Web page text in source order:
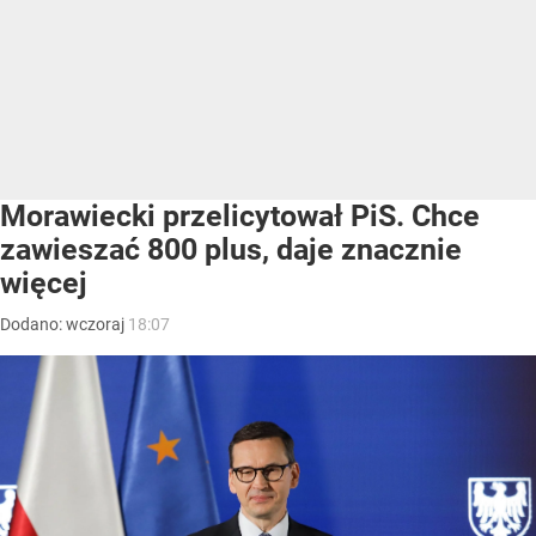
Morawiecki przelicytował PiS. Chce
zawieszać 800 plus, daje znacznie
więcej
Dodano:wczoraj 18:07